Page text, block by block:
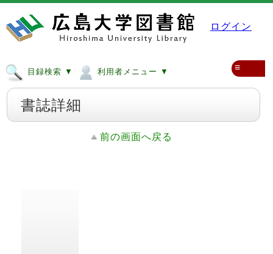
ログイン
目録検索 ▼ 利用者メニュー ▼ ≡
書誌詳細
前の画面へ戻る